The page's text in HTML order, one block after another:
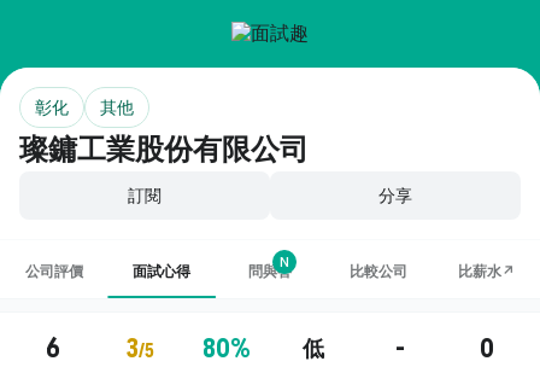
璨鏞工業股份有限公司
彰化 其他
訂閱 分享
公司評價 面試心得 問與答
N
比較公司 比薪水↗
6 3/5 80% 低 - 0